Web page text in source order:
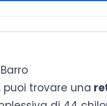
puoi trovare una